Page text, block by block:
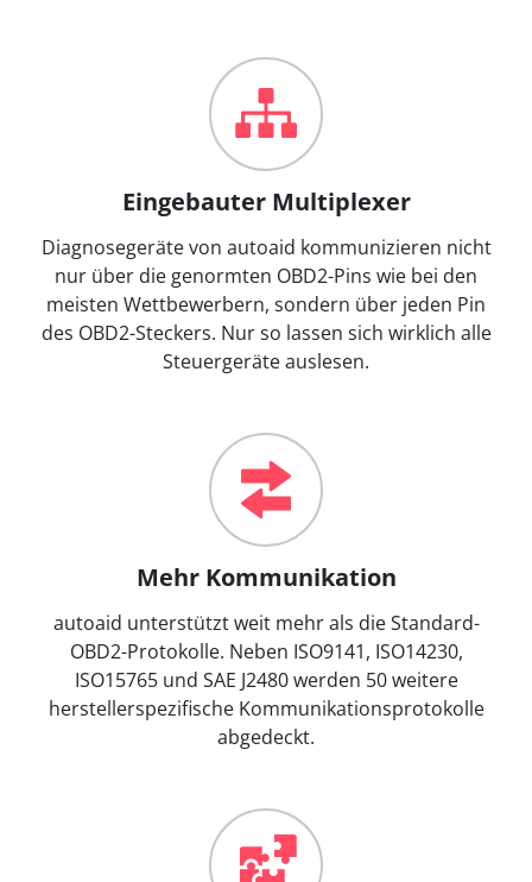
Eingebauter Multiplexer
Diagnosegeräte von autoaid kommunizieren nicht
nur über die genormten OBD2-Pins wie bei den
meisten Wettbewerbern, sondern über jeden Pin
des OBD2-Steckers. Nur so lassen sich wirklich alle
Steuergeräte auslesen.
Mehr Kommunikation
autoaid unterstützt weit mehr als die Standard-
OBD2-Protokolle. Neben ISO9141, ISO14230,
ISO15765 und SAE J2480 werden 50 weitere
herstellerspezifische Kommunikationsprotokolle
abgedeckt.